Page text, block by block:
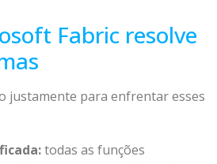
Fabric resolve
justamente para enfrentar esses
todas as funções